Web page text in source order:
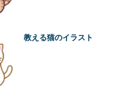
教える猫のイラスト